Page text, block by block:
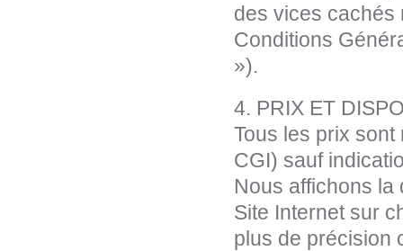
des vices cachés
Conditions
»).
4. PRIX ET
Tous les prix sont
CGI) sauf
Nous affichons
Site Internet sur
plus de précision